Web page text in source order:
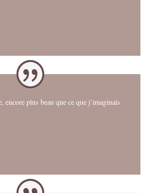
encore plus beau que ce que j’imaginais